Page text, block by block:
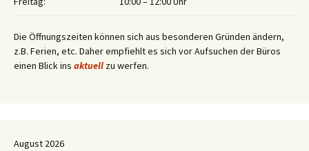
Die Öffnungszeiten können sich aus besonderen Gründen ändern,
z.B. Ferien, etc. Daher empfiehlt es sich vor Aufsuchen der Büros
einen Blick ins aktuell zu werfen.
August 2026